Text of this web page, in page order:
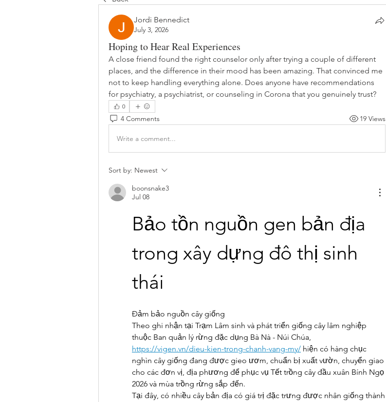
Jordi Bennedict
July 3, 2026
Hoping to Hear Real Experiences
A close friend found the right counselor only after trying a couple of different
places, and the difference in their mood has been amazing. That convinced me
not to keep handling everything alone. Does anyone have recommendations
for psychiatry, a psychiatrist, or counseling in Corona that you genuinely trust?
0
4 Comments 19 Views
Write a comment...
Sort by: Newest
boonsnake3
Jul 08
Bảo tồn nguồn gen bản địa
trong xây dựng đô thị sinh
thái
Đảm bảo nguồn cây giống
Theo ghi nhận tại Trạm Lâm sinh và phát triển giống cây lâm nghiệp
https://vigen.vn/dieu-kien-trong-chanh-vang-my/ hiện có hàng chục
nghìn cây giống đang được gieo ươm, chuẩn bị xuất vườn, chuyển giao
cho các đơn vị, địa phương để phục vụ Tết trồng cây đầu xuân Bính Ngọ
2026 và mùa trồng rừng sắp đến.
Tại đây, có nhiều cây bản địa có giá trị đặc trưng được nhân giống thành